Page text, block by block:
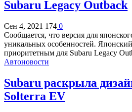
Subaru Legacy Outback
Сен 4, 2021 174 0
Сообщается, что версия для
уникальных особенностей.
приоритетным для Subaru Legacy
Автоновости
Subaru раскрыла
Solterra EV